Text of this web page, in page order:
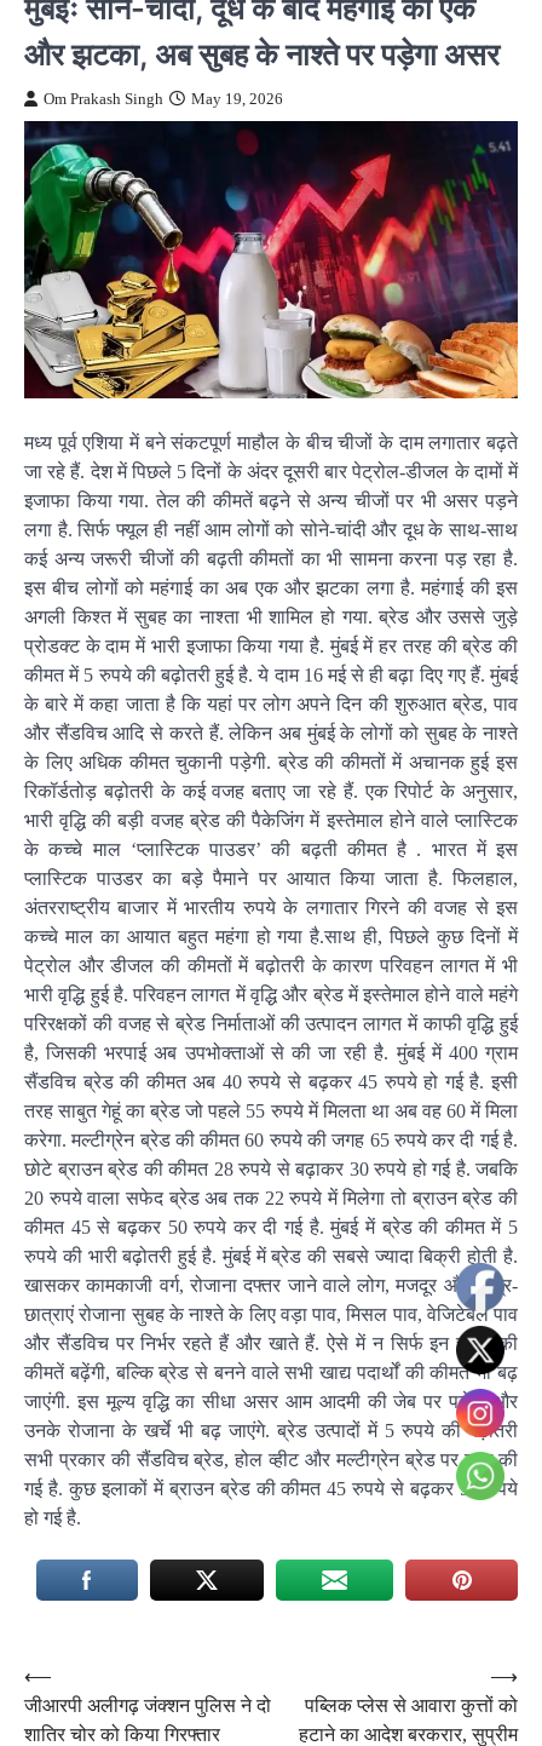
और झटका, अब सुबह के नाश्ते पर पड़ेगा असर
Om Prakash Singh May 19, 2026
मध्य पूर्व एशिया में बने संकटपूर्ण माहौल के बीच चीजों के दाम लगातार बढ़ते
जा रहे हैं. देश में पिछले 5 दिनों के अंदर दूसरी बार पेट्रोल-डीजल के दामों में
इजाफा किया गया. तेल की कीमतें बढ़ने से अन्य चीजों पर भी असर पड़ने
लगा है. सिर्फ फ्यूल ही नहीं आम लोगों को सोने-चांदी और दूध के साथ-साथ
कई अन्य जरूरी चीजों की बढ़ती कीमतों का भी सामना करना पड़ रहा है.
इस बीच लोगों को महंगाई का अब एक और झटका लगा है. महंगाई की इस
अगली किश्त में सुबह का नाश्ता भी शामिल हो गया. ब्रेड और उससे जुड़े
प्रोडक्ट के दाम में भारी इजाफा किया गया है. मुंबई में हर तरह की ब्रेड की
कीमत में 5 रुपये की बढ़ोतरी हुई है. ये दाम 16 मई से ही बढ़ा दिए गए हैं. मुंबई
के बारे में कहा जाता है कि यहां पर लोग अपने दिन की शुरुआत ब्रेड, पाव
और सैंडविच आदि से करते हैं. लेकिन अब मुंबई के लोगों को सुबह के नाश्ते
के लिए अधिक कीमत चुकानी पड़ेगी. ब्रेड की कीमतों में अचानक हुई इस
रिकॉर्डतोड़ बढ़ोतरी के कई वजह बताए जा रहे हैं. एक रिपोर्ट के अनुसार,
भारी वृद्धि की बड़ी वजह ब्रेड की पैकेजिंग में इस्तेमाल होने वाले प्लास्टिक
के कच्चे माल ‘प्लास्टिक पाउडर’ की बढ़ती कीमत है . भारत में इस
प्लास्टिक पाउडर का बड़े पैमाने पर आयात किया जाता है. फिलहाल,
अंतरराष्ट्रीय बाजार में भारतीय रुपये के लगातार गिरने की वजह से इस
कच्चे माल का आयात बहुत महंगा हो गया है.साथ ही, पिछले कुछ दिनों में
पेट्रोल और डीजल की कीमतों में बढ़ोतरी के कारण परिवहन लागत में भी
भारी वृद्धि हुई है. परिवहन लागत में वृद्धि और ब्रेड में इस्तेमाल होने वाले महंगे
परिरक्षकों की वजह से ब्रेड निर्माताओं की उत्पादन लागत में काफी वृद्धि हुई
है, जिसकी भरपाई अब उपभोक्ताओं से की जा रही है. मुंबई में 400 ग्राम
सैंडविच ब्रेड की कीमत अब 40 रुपये से बढ़कर 45 रुपये हो गई है. इसी
तरह साबुत गेहूं का ब्रेड जो पहले 55 रुपये में मिलता था अब वह 60 में मिला
करेगा. मल्टीग्रेन ब्रेड की कीमत 60 रुपये की जगह 65 रुपये कर दी गई है.
छोटे ब्राउन ब्रेड की कीमत 28 रुपये से बढ़ाकर 30 रुपये हो गई है. जबकि
20 रुपये वाला सफेद ब्रेड अब तक 22 रुपये में मिलेगा तो ब्राउन ब्रेड की
कीमत 45 से बढ़कर 50 रुपये कर दी गई है. मुंबई में ब्रेड की कीमत में 5
रुपये की भारी बढ़ोतरी हुई है. मुंबई में ब्रेड की सबसे ज्यादा बिक्री होती है.
खासकर कामकाजी वर्ग, रोजाना दफ्तर जाने वाले लोग, मजदूर और छात्र-
छात्राएं रोजाना सुबह के नाश्ते के लिए वड़ा पाव, मिसल पाव, वेजिटेबल पाव
और सैंडविच पर निर्भर रहते हैं और खाते हैं. ऐसे में न सिर्फ इन चीजों की
कीमतें बढ़ेंगी, बल्कि ब्रेड से बनने वाले सभी खाद्य पदार्थों की कीमतें भी बढ़
जाएंगी. इस मूल्य वृद्धि का सीधा असर आम आदमी की जेब पर पड़ेगा और
उनके रोजाना के खर्चे भी बढ़ जाएंगे. ब्रेड उत्पादों में 5 रुपये की बढ़ोतरी
सभी प्रकार की सैंडविच ब्रेड, होल व्हीट और मल्टीग्रेन ब्रेड पर लागू की
गई है. कुछ इलाकों में ब्राउन ब्रेड की कीमत 45 रुपये से बढ़कर 50 रुपये
हो गई है.
Post
navigation
⟵
जीआरपी अलीगढ़ जंक्शन पुलिस ने दो
शातिर चोर को किया गिरफ्तार
पब्लिक प्लेस से आवारा कुत्तों को
हटाने का आदेश बरकरार, सुप्रीम
⟶